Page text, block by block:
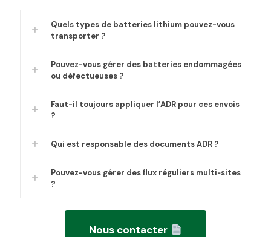
Quels types de batteries lithium pouvez-vous
transporter ?
Pouvez-vous gérer des batteries endommagées
ou défectueuses ?
Faut-il toujours appliquer l’ADR pour ces envois
?
Qui est responsable des documents ADR ?
Pouvez-vous gérer des flux réguliers multi‑sites
?
Nous contacter